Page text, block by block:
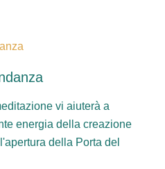
vi aiuterà a
energia della creazione
della Porta del